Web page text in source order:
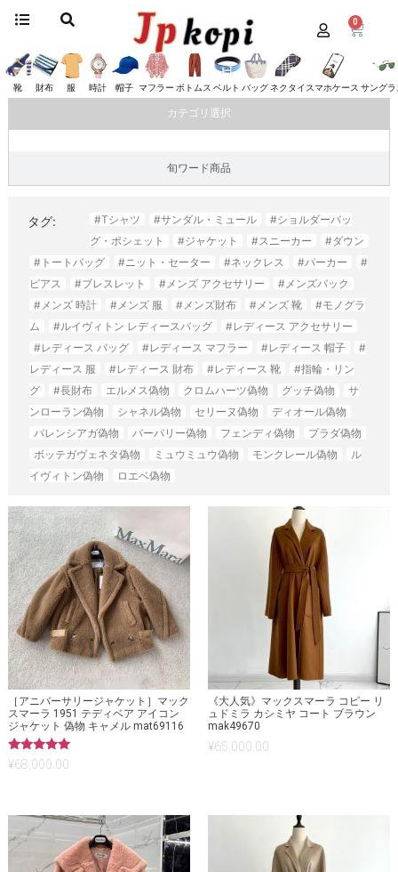
0
靴 財布 服 時計 帽子 マフラー ボトムス ベルト バッグネクタイ スマホケース サング
/ マックスマーラ
マックスマーラ
カテゴリ選択
旬ワード商品
タグ: #Tシャツ #サンダル・ミュール
#ショルダーバッ
グ・ポシェット
#ジャケット #スニーカー
#ダウン
#トートバッグ
#ニット・セーター #ネックレス #パーカー
#
ピアス
#ブレスレット #メンズ アクセサリー
#メンズバック
#メンズ 時計
#メンズ 服 #メンズ財布 #メンズ 靴
#モノグラ
ム
#ルイヴィトン レディースバッグ
#レディース アクセサリー
#レディース バッグ
#レディース マフラー #レディース 帽子
#
レディース 服
#レディース 財布 #レディース 靴
#指輪・リン
グ
#長財布 エルメス偽物 クロムハーツ偽物 グッチ偽物
サ
ンローラン偽物
シャネル偽物 セリーヌ偽物
ディオール偽物
バレンシアガ偽物
バーバリー偽物 フェンディ偽物
プラダ偽物
ボッテガヴェネタ偽物
ミュウミュウ偽物 モンクレール偽物
ル
イヴィトン偽物
ロエベ偽物
［アニバーサリージャケット］マック
スマーラ 1951 テディベア アイコン
ジャケット 偽物 キャメル mat69116
5段階中
5.00
¥68,000.00
《大人気》マックスマーラ コピー リ
ュドミラ カシミヤ コート ブラウン
mak49670
¥65,000.00